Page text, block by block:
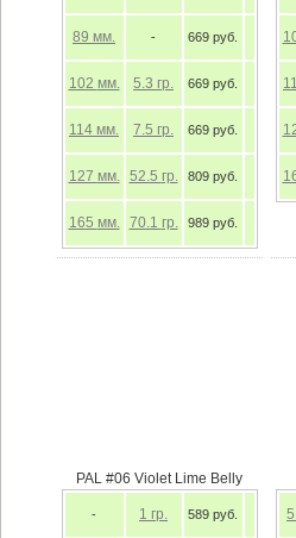
89 мм. - 669 руб.
102 мм. 5.3 гр. 669 руб.
114 мм. 7.5 гр. 669 руб.
127 мм. 52.5 гр. 809 руб.
165 мм. 70.1 гр. 989 руб.
PAL #06 Violet Lime Belly
- 1 гр. 589 руб.